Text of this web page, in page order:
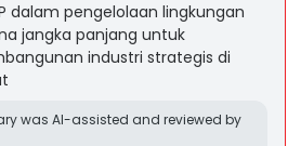
dalam pengelolaan lingkungan
jangka panjang untuk
industri strategis di
was AI-assisted and reviewed by